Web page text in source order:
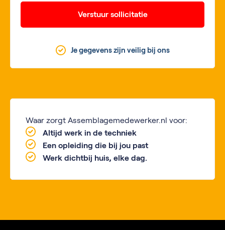
Verstuur sollicitatie
Je gegevens zijn veilig bij ons
Waar zorgt Assemblagemedewerker.nl voor:
Altijd werk in de techniek
Een opleiding die bij jou past
Werk dichtbij huis, elke dag.